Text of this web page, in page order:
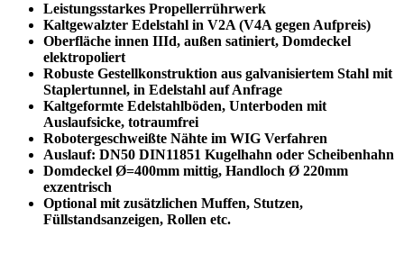
Leistungsstarkes Propellerrührwerk
Kaltgewalzter Edelstahl in V2A (V4A gegen Aufpreis)
Oberfläche innen IIId, außen satiniert, Domdeckel
elektropoliert
Robuste Gestellkonstruktion aus galvanisiertem Stahl mit
Staplertunnel, in Edelstahl auf Anfrage
Kaltgeformte Edelstahlböden, Unterboden mit
Auslaufsicke, totraumfrei
Robotergeschweißte Nähte im WIG Verfahren
Auslauf: DN50 DIN11851 Kugelhahn oder Scheibenhahn
Domdeckel Ø=400mm mittig, Handloch Ø 220mm
exzentrisch
Optional mit zusätzlichen Muffen, Stutzen,
Füllstandsanzeigen, Rollen etc.